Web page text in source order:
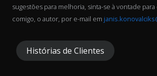
sugestões para melhoria, sinta-se à vontade
comigo, o autor, por e-mail em
Histórias de Clientes